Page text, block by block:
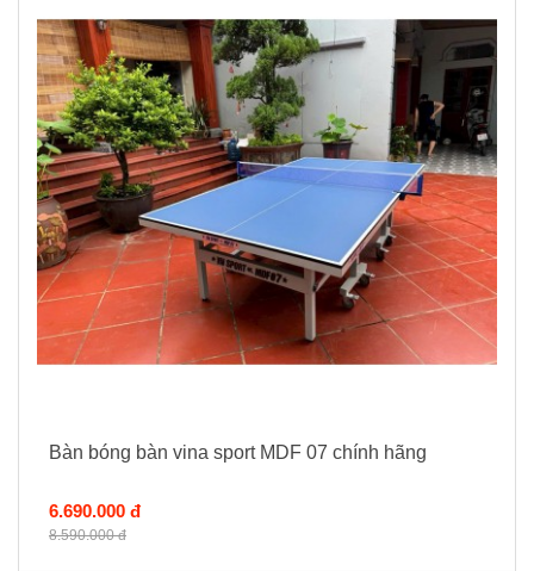
Bàn bóng bàn vina sport MDF 07 chính hãng
6.690.000 đ
8.590.000 đ